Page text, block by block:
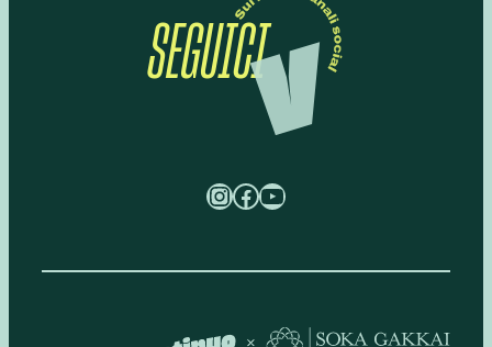
SEGUICI
InstagramFacebook YouTube